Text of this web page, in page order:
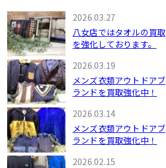
2026.03.27
八女店ではタオルの買取
を強化しております。
2026.03.19
メンズ衣類アウトドアブ
ランドを買取強化中！
2026.03.14
メンズ衣類アウトドアブ
ランドを買取強化中！
2026.02.15